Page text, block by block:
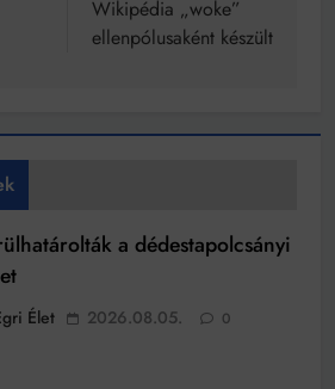
Wikipédia „woke”
ellenpólusaként készült
a dédestapolcsányi
Élet 2026.08.05. 0